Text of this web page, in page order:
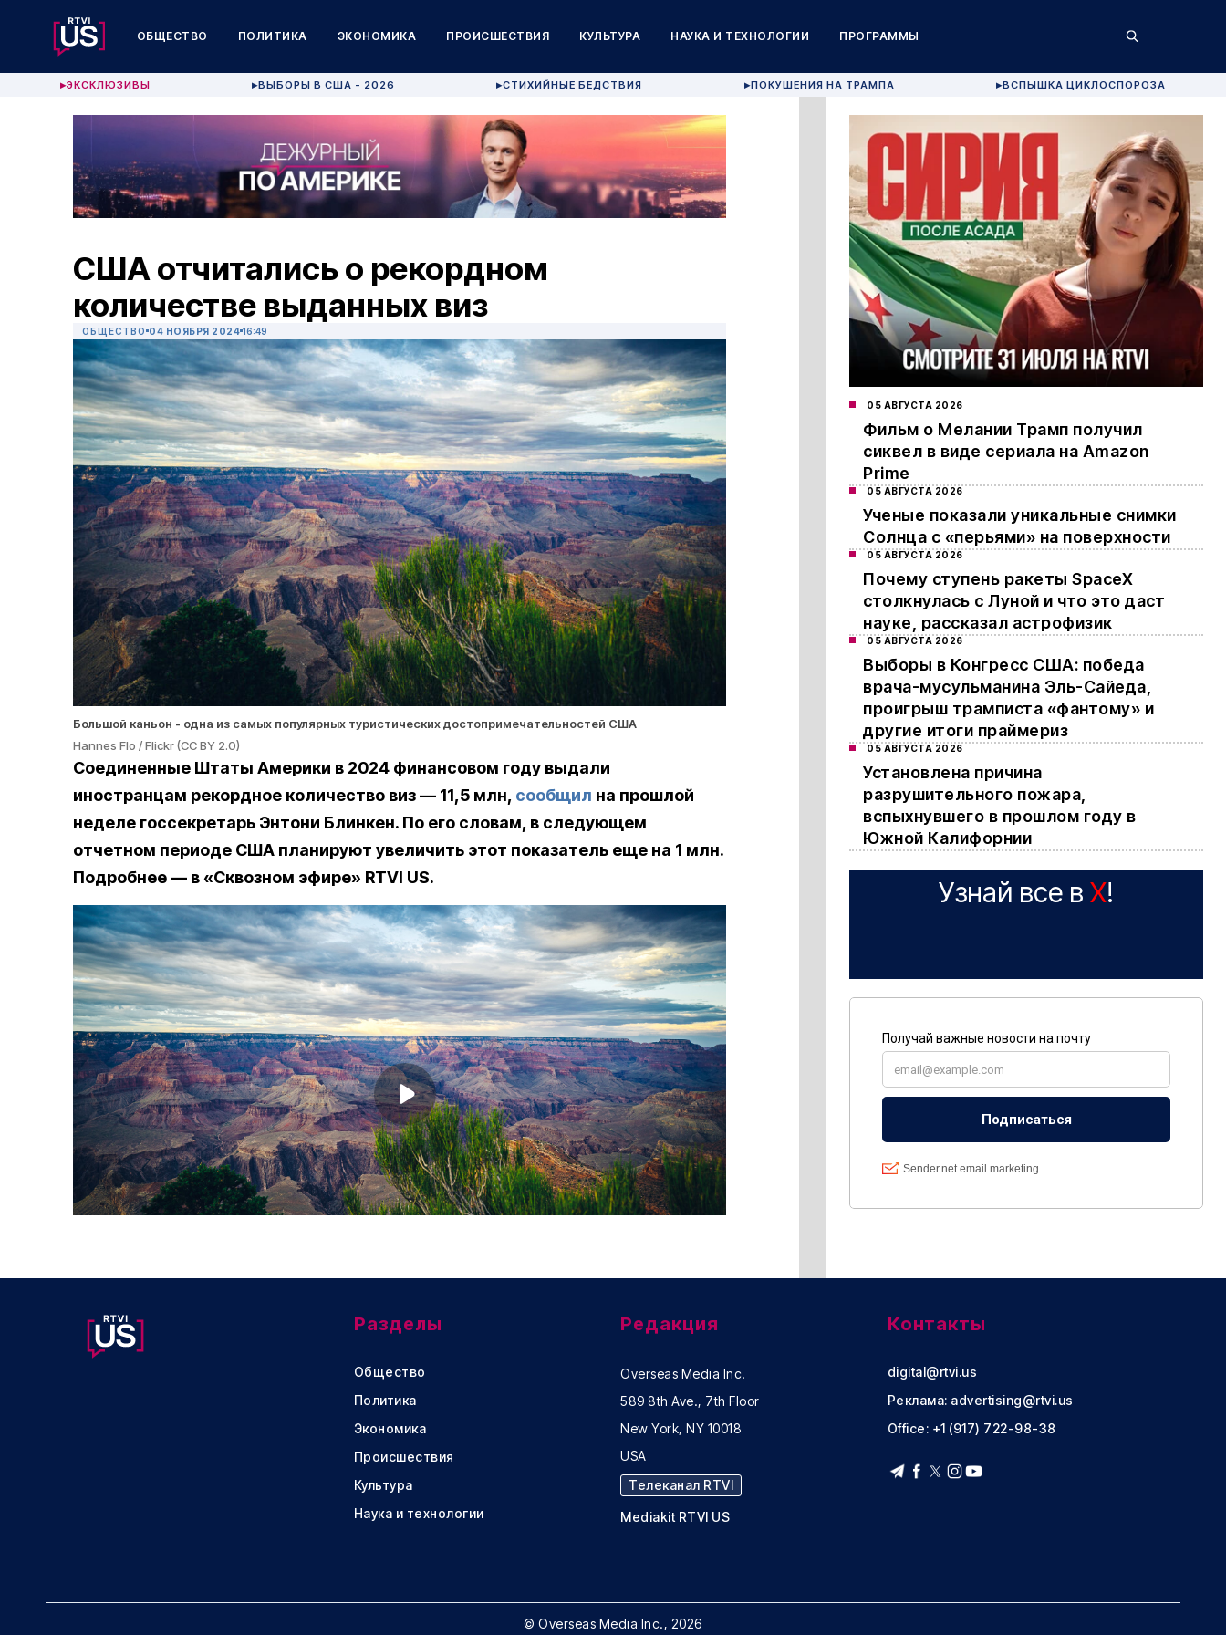
ОБЩЕСТВО ПОЛИТИКА ЭКОНОМИКА ПРОИСШЕСТВИЯ КУЛЬТУРА НАУКА И ТЕХНОЛОГИИ ПРОГРАММЫ
▶ЭКСКЛЮЗИВЫ ▶ВЫБОРЫ В США - 2026 ▶СТИХИЙНЫЕ БЕДСТВИЯ ▶ПОКУШЕНИЯ НА ТРАМПА ▶ВСПЫШКА ЦИКЛОСПОРОЗА
США отчитались о рекордном
количестве выданных виз
ОБЩЕСТВО 04 НОЯБРЯ 2024 16:49
Большой каньон - одна из самых популярных туристических достопримечательностей США
Hannes Flo / Flickr (CC BY 2.0)
Соединенные Штаты Америки в 2024 финансовом году выдали
иностранцам рекордное количество виз — 11,5 млн, сообщил на прошлой
неделе госсекретарь Энтони Блинкен. По его словам, в следующем
отчетном периоде США планируют увеличить этот показатель еще на 1 млн.
Подробнее — в «Сквозном эфире» RTVI US.
05 АВГУСТА 2026
Фильм о Мелании Трамп получил
сиквел в виде сериала на Amazon
Prime
05 АВГУСТА 2026
Ученые показали уникальные снимки
Солнца с «перьями» на поверхности
05 АВГУСТА 2026
Почему ступень ракеты SpaceX
столкнулась с Луной и что это даст
науке, рассказал астрофизик
05 АВГУСТА 2026
Выборы в Конгресс США: победа
врача-мусульманина Эль-Сайеда,
проигрыш трамписта «фантому» и
другие итоги праймериз
05 АВГУСТА 2026
Установлена причина
разрушительного пожара,
вспыхнувшего в прошлом году в
Южной Калифорнии
Узнай все в X!
Разделы
Общество
Политика
Экономика
Происшествия
Культура
Наука и технологии
Редакция
Overseas Media Inc.
589 8th Ave., 7th Floor
New York, NY 10018
USA
Телеканал RTVI
Mediakit RTVI US
Контакты
digital@rtvi.us
Реклама: advertising@rtvi.us
Office: +1 (917) 722-98-38
© Overseas Media Inc., 2026